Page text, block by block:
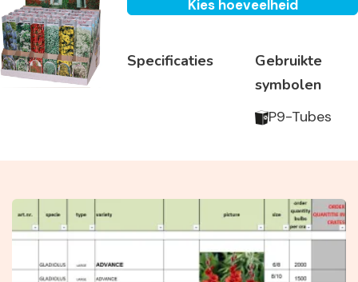
Kies hoeveelheid
Specificaties
Gebruikte
symbolen
P9-Tubes